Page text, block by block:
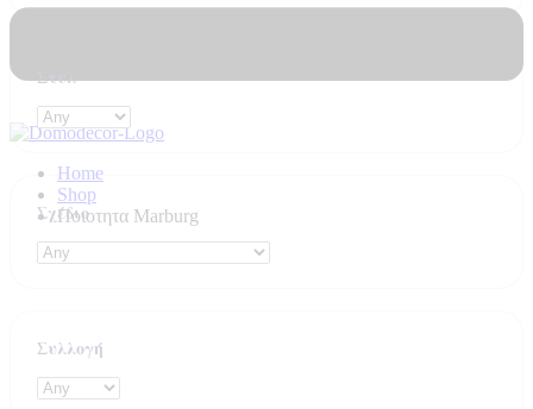
Home
Shop
Ποιοτητα Marburg
Στυλ
Σχέδιο
Συλλογή